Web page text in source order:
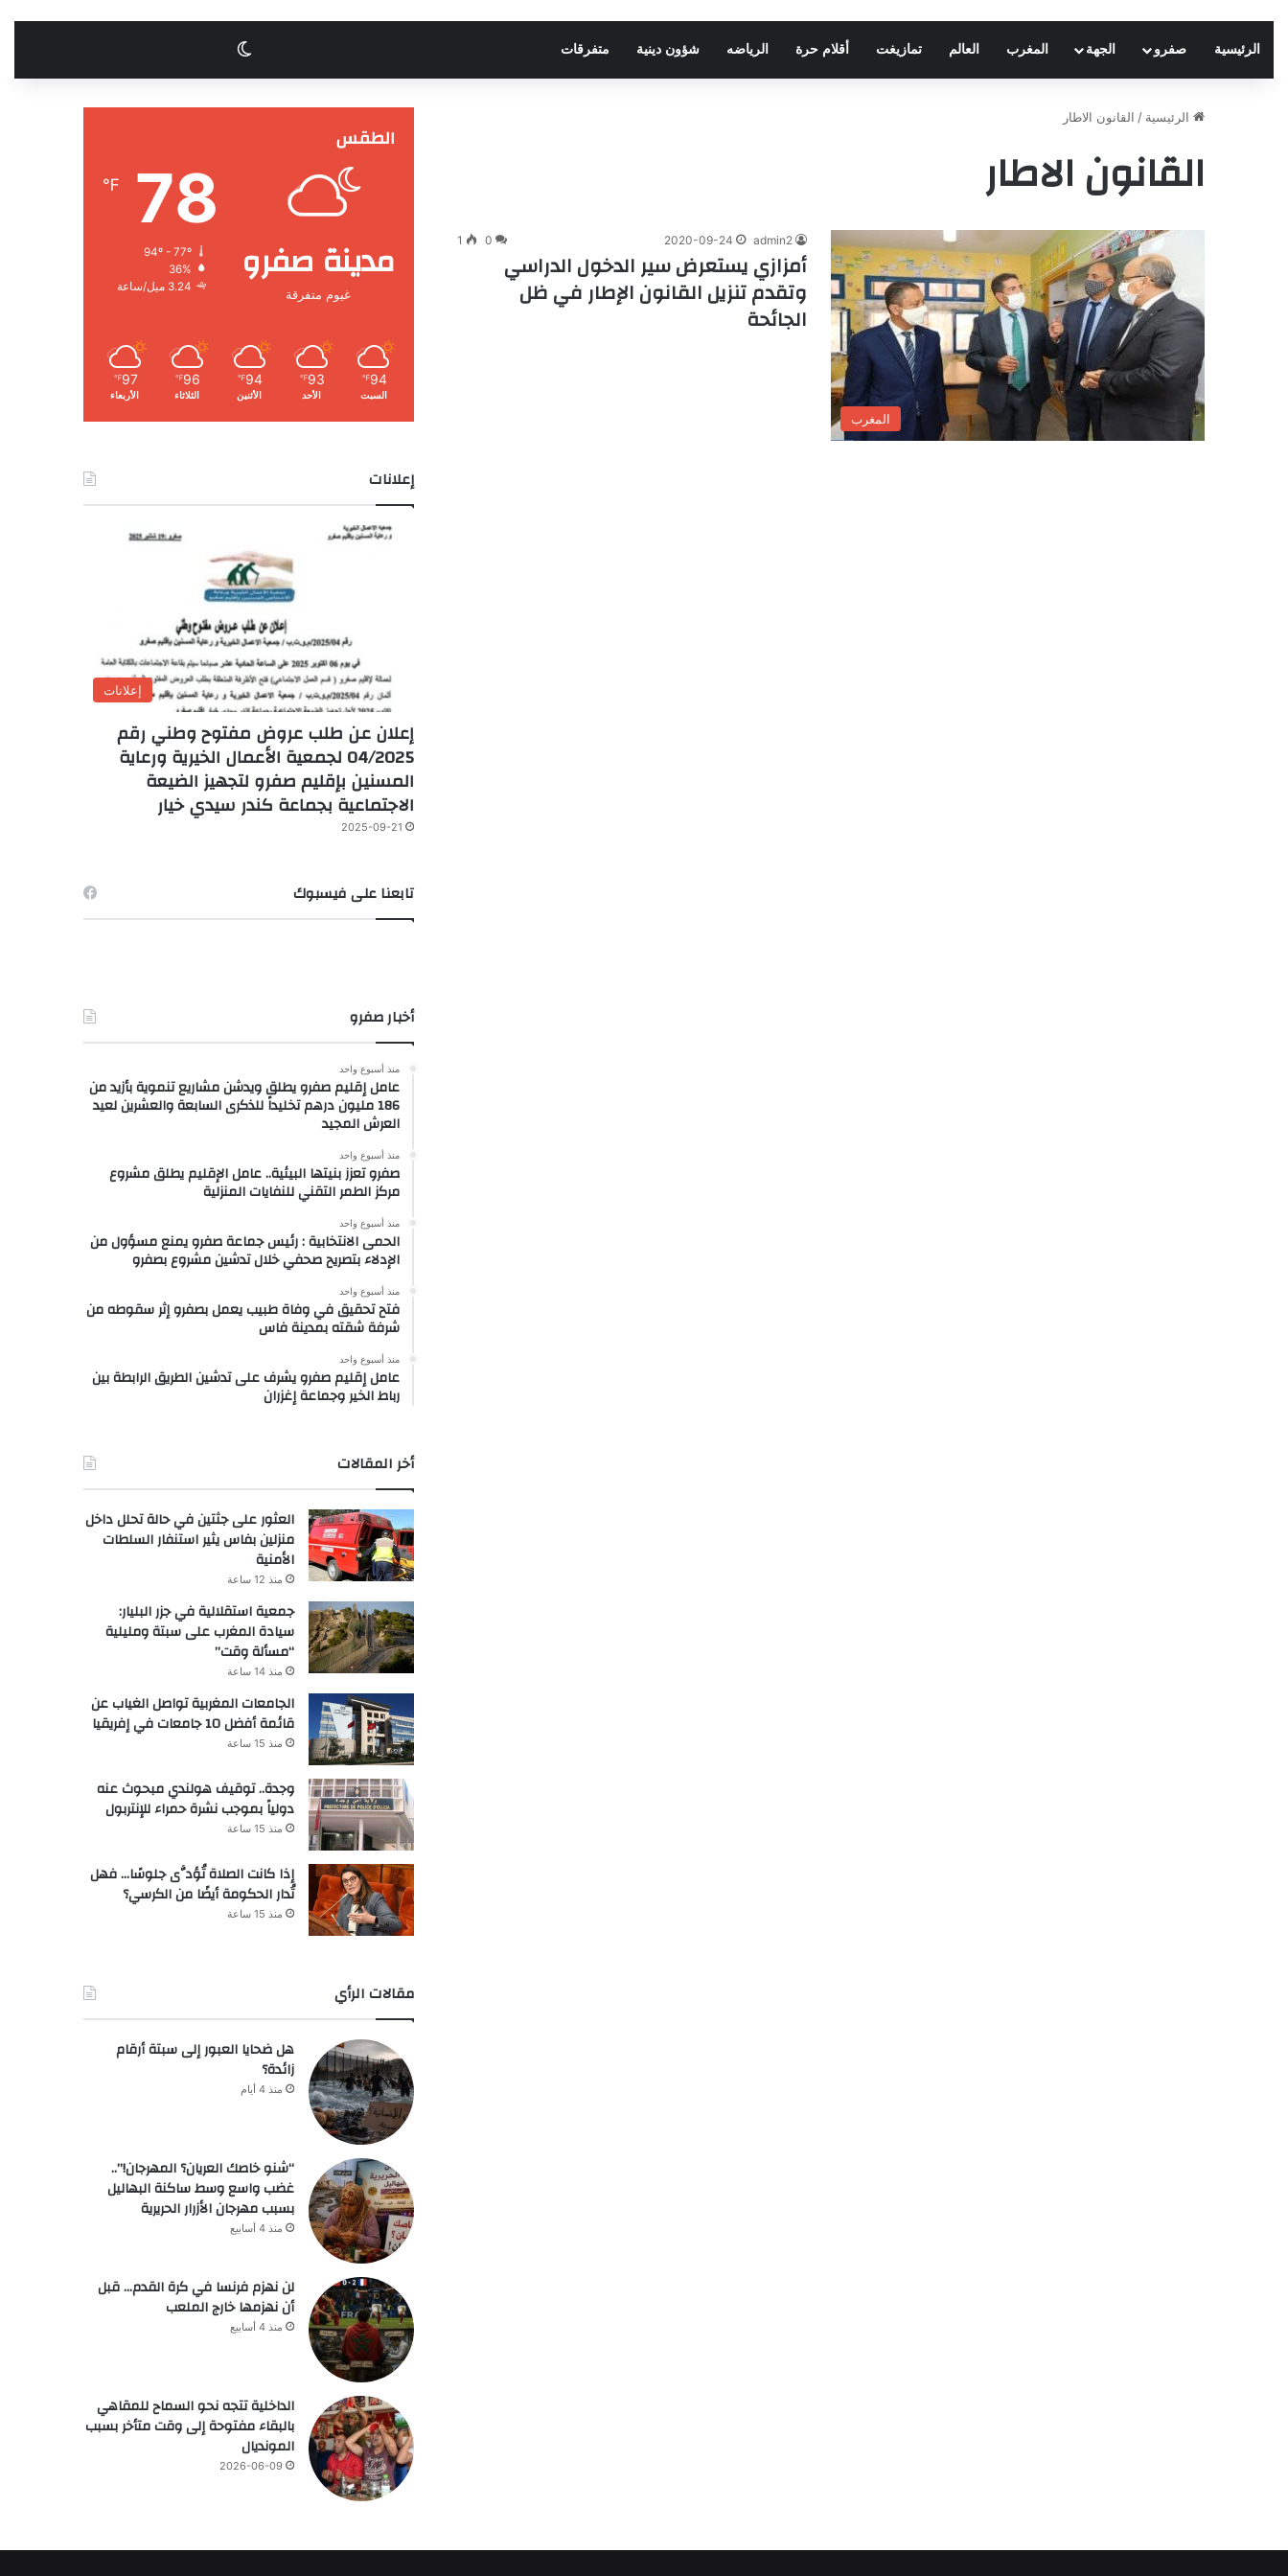
الرئيسية صفرو الجهة المغرب العالم تمازيغت أقلام حرة الرياضه شؤون دينية متفرقات الوضع المظلم
الرئيسية / القانون الاطار
القانون الاطار
المغرب
admin2
2020-09-24
0
1
أمزازي يستعرض سير الدخول الدراسي
وتقدم تنزيل القانون الإطار في ظل
الجائحة
الطقس
مدينة صفرو
غيوم متفرقة
78
℉
94º - 77º
36%
3.24 ميل/ساعة
94
℉
السبت
93
℉
الأحد
94
℉
الأثنين
96
℉
الثلاثاء
97
℉
الأربعاء
إعلانات
إعلانات
إعلان عن طلب عروض مفتوح وطني رقم
04/2025 لجمعية الأعمال الخيرية ورعاية
المسنين بإقليم صفرو لتجهيز الضيعة
الاجتماعية بجماعة كندر سيدي خيار
2025-09-21
تابعنا على فيسبوك
أخبار صفرو
منذ أسبوع واحد
عامل إقليم صفرو يطلق ويدشن مشاريع تنموية بأزيد من
186 مليون درهم تخليداً للذكرى السابعة والعشرين لعيد
العرش المجيد
منذ أسبوع واحد
صفرو تعزز بنيتها البيئية.. عامل الإقليم يطلق مشروع
مركز الطمر التقني للنفايات المنزلية
منذ أسبوع واحد
الحمى الانتخابية : رئيس جماعة صفرو يمنع مسؤول من
الإدلاء بتصريح صحفي خلال تدشين مشروع بصفرو
منذ أسبوع واحد
فتح تحقيق في وفاة طبيب يعمل بصفرو إثر سقوطه من
شرفة شقته بمدينة فاس
منذ أسبوع واحد
عامل إقليم صفرو يشرف على تدشين الطريق الرابطة بين
رباط الخير وجماعة إغزران
أخر المقالات
العثور على جثتين في حالة تحلل داخل
منزلين بفاس يثير استنفار السلطات
الأمنية
منذ 12 ساعة
جمعية استقلالية في جزر البليار:
سيادة المغرب على سبتة ومليلية
“مسألة وقت”
منذ 14 ساعة
الجامعات المغربية تواصل الغياب عن
قائمة أفضل 10 جامعات في إفريقيا
منذ 15 ساعة
وجدة.. توقيف هولندي مبحوث عنه
دولياً بموجب نشرة حمراء للإنتربول
منذ 15 ساعة
إذا كانت الصلاة تُؤدَّى جلوسًا… فهل
تُدار الحكومة أيضًا من الكرسي؟
منذ 15 ساعة
مقالات الرأي
هل ضحايا العبور إلى سبتة أرقام
زائدة؟
منذ 4 أيام
“شنو خاصك العريان؟ المهرجان!”..
غضب واسع وسط ساكنة البهاليل
بسبب مهرجان الأزرار الحريرية
منذ 4 أسابيع
لن نهزم فرنسا في كرة القدم… قبل
أن نهزمها خارج الملعب
منذ 4 أسابيع
الداخلية تتجه نحو السماح للمقاهي
بالبقاء مفتوحة إلى وقت متأخر بسبب
المونديال
2026-06-09